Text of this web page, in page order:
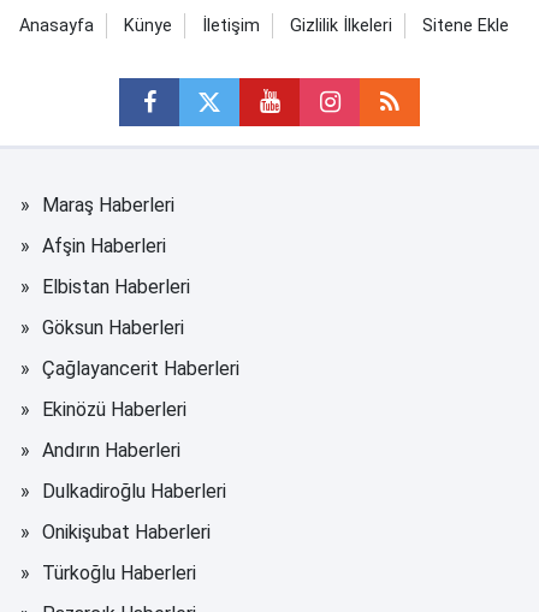
Anasayfa Künye İletişim Gizlilik İlkeleri Sitene Ekle
Maraş Haberleri
Afşin Haberleri
Elbistan Haberleri
Göksun Haberleri
Çağlayancerit Haberleri
Ekinözü Haberleri
Andırın Haberleri
Dulkadiroğlu Haberleri
Onikişubat Haberleri
Türkoğlu Haberleri